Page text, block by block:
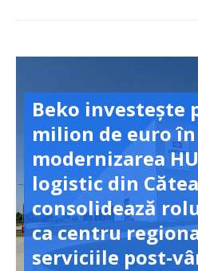
Beko investește
milion de euro în
modernizarea
logistic din
consolidează
ca centru
serviciile post-